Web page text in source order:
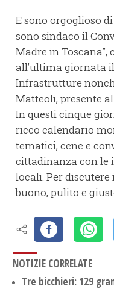
E sono orgoglioso
sono sindaco il
Madre in
all’ultima giornata
Infrastrutture
Matteoli, presente
In questi cinque
ricco calendario
tematici, cene e
cittadinanza con le
locali. Per
buono, pulito e
NOTIZIE CORRELATE
Tre bicchieri: 129